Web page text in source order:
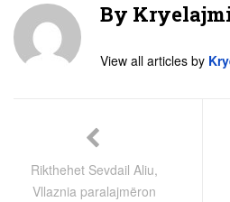
By
View all articles by
Rikthehet Sevdail Aliu,
Vllaznia paralajmëron